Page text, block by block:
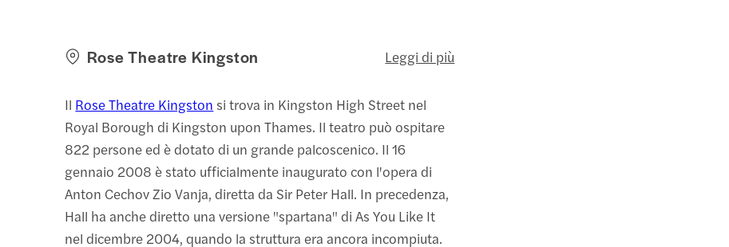
Rose Theatre Kingston Leggi di più
Il Rose Theatre Kingston si trova in Kingston High Street nel
Royal Borough di Kingston upon Thames. Il teatro può ospitare
822 persone ed è dotato di un grande palcoscenico. Il 16
gennaio 2008 è stato ufficialmente inaugurato con l'opera di
Anton Cechov Zio Vanja, diretta da Sir Peter Hall. In precedenza,
Hall ha anche diretto una versione "spartana" di As You Like It
nel dicembre 2004, quando la struttura era ancora incompiuta.